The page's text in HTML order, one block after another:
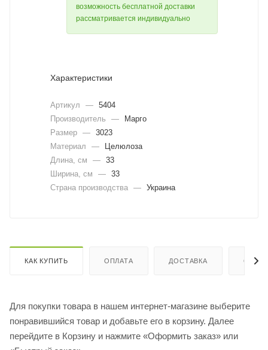
возможность бесплатной доставки
рассматривается индивидуально
Характеристики
Артикул — 5404
Производитель
—
Марго
Размер — 3023
Материал
—
Целюлоза
Длина, cм
— 33
Ширина, cм
— 33
Страна производства — Украина
КАК КУПИТЬ ОПЛАТА ДОСТАВКА
Для покупки товара в нашем интернет-магазине выберите
понравившийся товар и добавьте его в корзину. Далее
перейдите в Корзину и нажмите «Оформить заказ» или